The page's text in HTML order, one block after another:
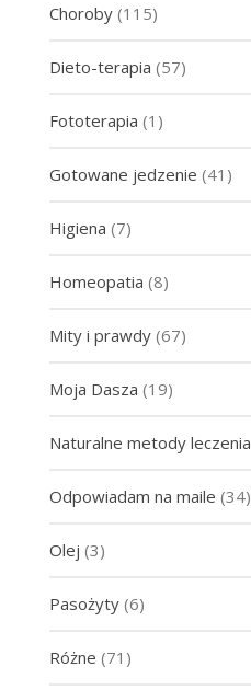
Choroby(115)
Dieto-terapia (57)
Fototerapia (1)
Gotowane jedzenie (41)
Higiena (7)
Homeopatia (8)
Mity i prawdy(67)
Moja Dasza (19)
Naturalne metody leczenia
Odpowiadam na maile (34)
Olej (3)
Pasożyty(6)
Różne (71)